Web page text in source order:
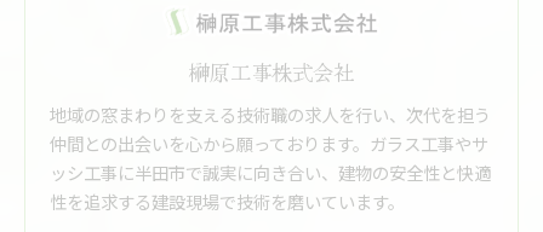
榊原工事株式会社
地域の窓まわりを支える技術職の求人を行い、次代を担う
仲間との出会いを心から願っております。ガラス工事やサ
ッシ工事に半田市で誠実に向き合い、建物の安全性と快適
性を追求する建設現場で技術を磨いています。